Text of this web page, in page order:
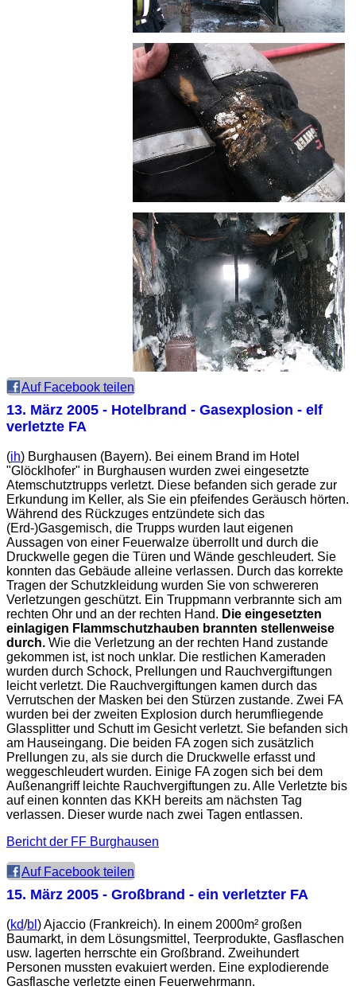
Auf Facebook teilen
13. März 2005 - Hotelbrand - Gasexplosion - elf
verletzte FA
(ih) Burghausen (Bayern). Bei einem Brand im Hotel
"Glöcklhofer" in Burghausen wurden zwei eingesetzte
Atemschutztrupps verletzt. Diese befanden sich gerade zur
Erkundung im Keller, als Sie ein pfeifendes Geräusch hörten.
Während des Rückzuges entzündete sich das
(Erd-)Gasgemisch, die Trupps wurden laut eigenen
Aussagen von einer Feuerwalze überrollt und durch die
Druckwelle gegen die Türen und Wände geschleudert. Sie
konnten das Gebäude alleine verlassen. Durch das korrekte
Tragen der Schutzkleidung wurden Sie von schwereren
Verletzungen geschützt. Ein Truppmann verbrannte sich am
rechten Ohr und an der rechten Hand. Die eingesetzten
einlagigen Flammschutzhauben brannten stellenweise
durch. Wie die Verletzung an der rechten Hand zustande
gekommen ist, ist noch unklar. Die restlichen Kameraden
wurden durch Schock, Prellungen und Rauchvergiftungen
leicht verletzt. Die Rauchvergiftungen kamen durch das
Verrutschen der Masken bei den Stürzen zustande. Zwei FA
wurden bei der zweiten Explosion durch herumfliegende
Glassplitter und Schutt im Gesicht verletzt. Sie befanden sich
am Hauseingang. Die beiden FA zogen sich zusätzlich
Prellungen zu, als sie durch die Druckwelle erfasst und
weggeschleudert wurden. Einige FA zogen sich bei dem
Außenangriff leichte Rauchvergiftungen zu. Alle Verletzte bis
auf einen konnten das KKH bereits am nächsten Tag
verlassen. Dieser wurde nach zwei Tagen entlassen.
Bericht der FF Burghausen
Auf Facebook teilen
15. März 2005 - Großbrand - ein verletzter FA
(kd/bl ) Ajaccio (Frankreich). In einem 2000m² großen
Baumarkt, in dem Lösungsmittel, Teerprodukte, Gasflaschen
usw. lagerten herrschte ein Großbrand. Zweihundert
Personen mussten evakuiert werden. Eine explodierende
Gasflasche verletzte einen Feuerwehrmann.